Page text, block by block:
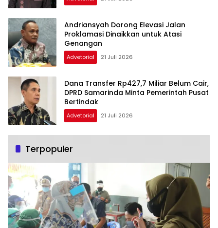
Andriansyah Dorong Elevasi Jalan
Proklamasi Dinaikkan untuk Atasi
Genangan
Advetorial 21 Juli 2026
Dana Transfer Rp427,7 Miliar Belum Cair,
DPRD Samarinda Minta Pemerintah Pusat
Bertindak
Advetorial 21 Juli 2026
Terpopuler